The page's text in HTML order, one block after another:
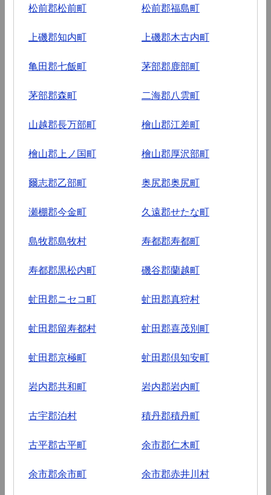
松前郡松前町 松前郡福島町
上磯郡知内町 上磯郡木古内町
亀田郡七飯町 茅部郡鹿部町
茅部郡森町 二海郡八雲町
山越郡長万部町 檜山郡江差町
檜山郡上ノ国町 檜山郡厚沢部町
爾志郡乙部町 奥尻郡奥尻町
瀬棚郡今金町 久遠郡せたな町
島牧郡島牧村 寿都郡寿都町
寿都郡黒松内町 磯谷郡蘭越町
虻田郡ニセコ町 虻田郡真狩村
虻田郡留寿都村 虻田郡喜茂別町
虻田郡京極町 虻田郡倶知安町
岩内郡共和町 岩内郡岩内町
古宇郡泊村 積丹郡積丹町
古平郡古平町 余市郡仁木町
余市郡余市町 余市郡赤井川村